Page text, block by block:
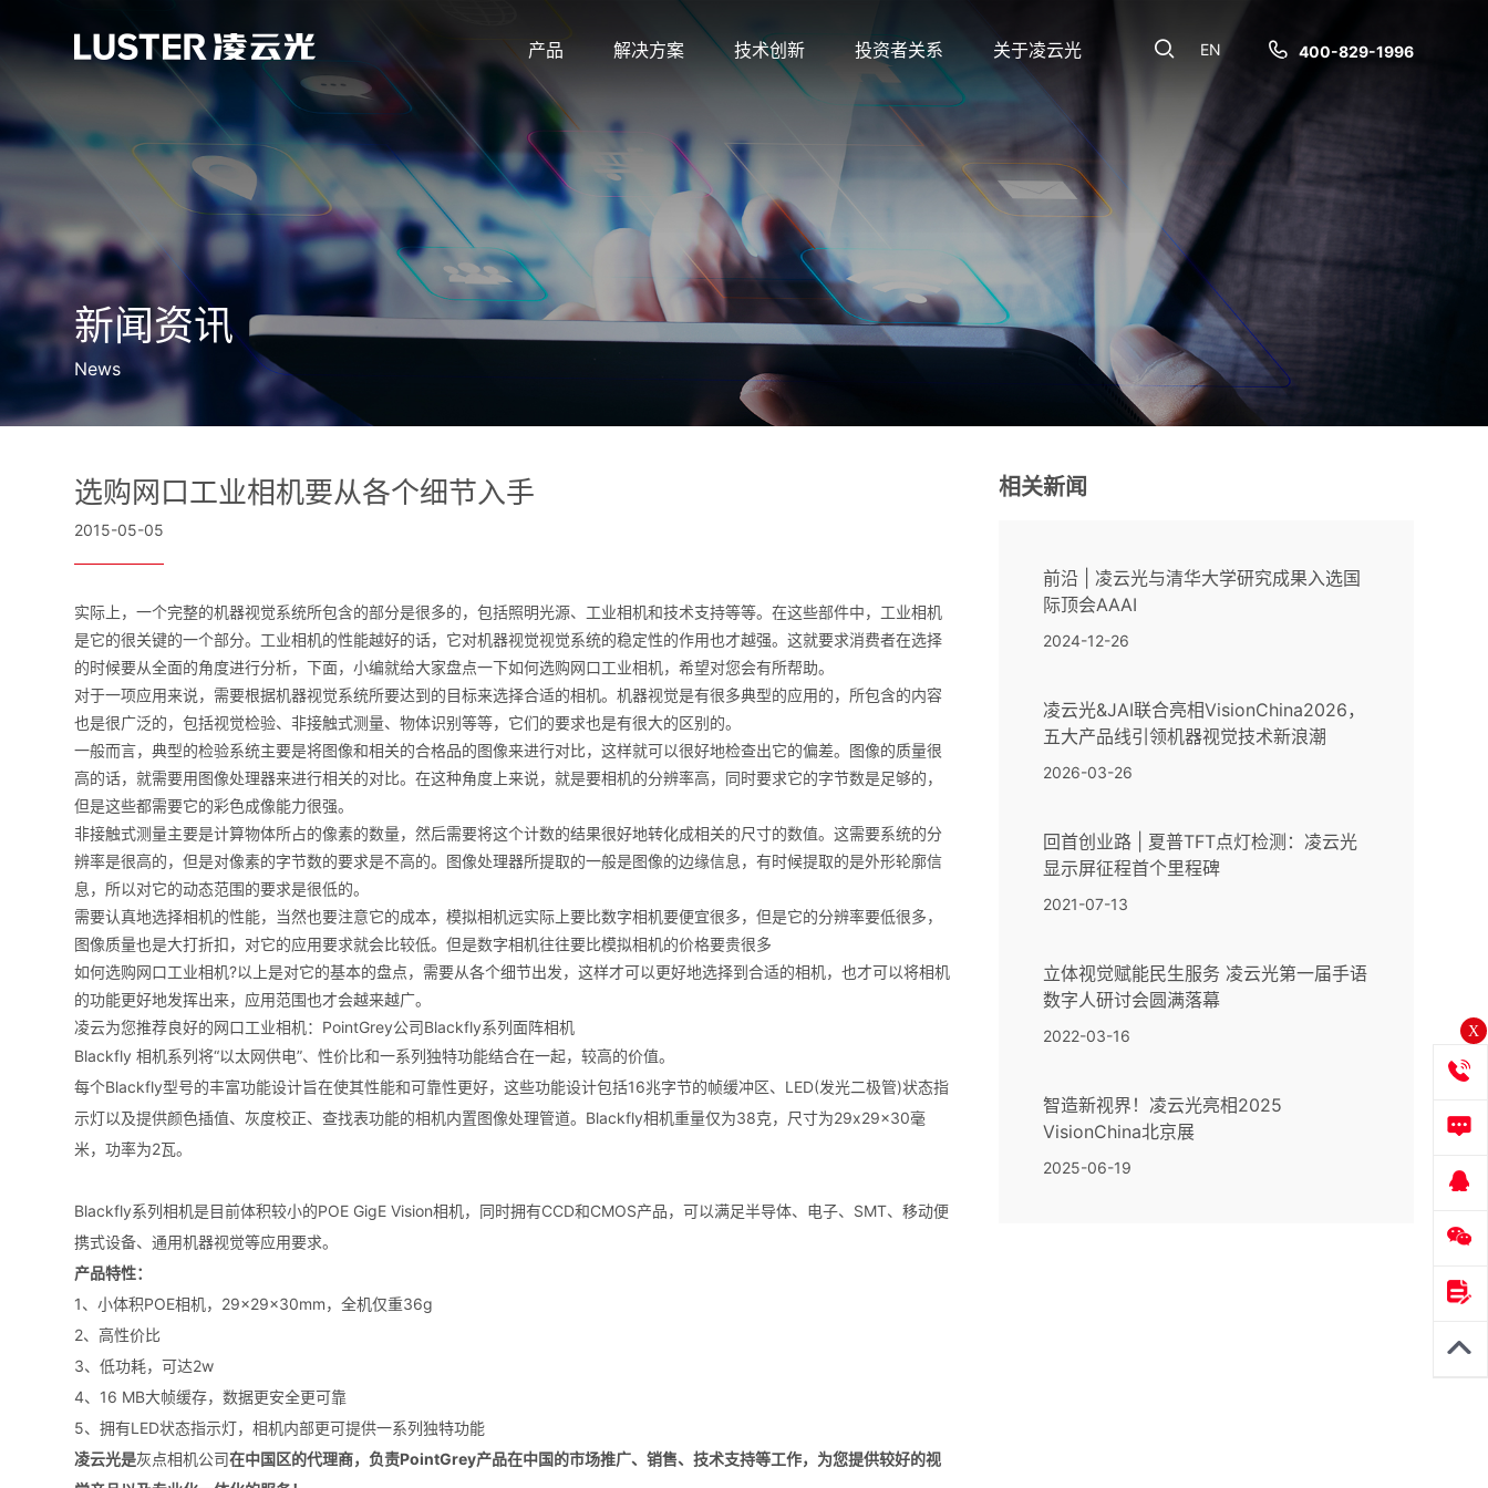
400-829-1996
EN
产品 解决方案 技术创新 投资者关系 关于凌云光
新闻资讯
News
选购网口工业相机要从各个细节入手
2015-05-05
实际上，一个完整的机器视觉系统所包含的部分是很多的，包括照明光源、工业相机和技术支持等等。在这些部件中，工业相机
是它的很关键的一个部分。工业相机的性能越好的话，它对机器视觉视觉系统的稳定性的作用也才越强。这就要求消费者在选择
的时候要从全面的角度进行分析，下面，小编就给大家盘点一下如何选购网口工业相机，希望对您会有所帮助。
对于一项应用来说，需要根据机器视觉系统所要达到的目标来选择合适的相机。机器视觉是有很多典型的应用的，所包含的内容
也是很广泛的，包括视觉检验、非接触式测量、物体识别等等，它们的要求也是有很大的区别的。
一般而言，典型的检验系统主要是将图像和相关的合格品的图像来进行对比，这样就可以很好地检查出它的偏差。图像的质量很
高的话，就需要用图像处理器来进行相关的对比。在这种角度上来说，就是要相机的分辨率高，同时要求它的字节数是足够的，
但是这些都需要它的彩色成像能力很强。
非接触式测量主要是计算物体所占的像素的数量，然后需要将这个计数的结果很好地转化成相关的尺寸的数值。这需要系统的分
辨率是很高的，但是对像素的字节数的要求是不高的。图像处理器所提取的一般是图像的边缘信息，有时候提取的是外形轮廓信
息，所以对它的动态范围的要求是很低的。
需要认真地选择相机的性能，当然也要注意它的成本，模拟相机远实际上要比数字相机要便宜很多，但是它的分辨率要低很多，
图像质量也是大打折扣，对它的应用要求就会比较低。但是数字相机往往要比模拟相机的价格要贵很多
如何选购网口工业相机?以上是对它的基本的盘点，需要从各个细节出发，这样才可以更好地选择到合适的相机，也才可以将相机
的功能更好地发挥出来，应用范围也才会越来越广。
凌云为您推荐良好的网口工业相机：PointGrey公司Blackfly系列面阵相机
Blackfly 相机系列将“以太网供电”、性价比和一系列独特功能结合在一起，较高的价值。
每个Blackfly型号的丰富功能设计旨在使其性能和可靠性更好，这些功能设计包括16兆字节的帧缓冲区、LED(发光二极管)状态指
示灯以及提供颜色插值、灰度校正、查找表功能的相机内置图像处理管道。Blackfly相机重量仅为38克，尺寸为29x29x30毫
米，功率为2瓦。
Blackfly系列相机是目前体积较小的POE GigE Vision相机，同时拥有CCD和CMOS产品，可以满足半导体、电子、SMT、移动便
携式设备、通用机器视觉等应用要求。
产品特性：
1、小体积POE相机，29×29×30mm，全机仅重36g
2、高性价比
3、低功耗，可达2w
4、16 MB大帧缓存，数据更安全更可靠
5、拥有LED状态指示灯，相机内部更可提供一系列独特功能
凌云光是灰点相机公司在中国区的代理商，负责PointGrey产品在中国的市场推广、销售、技术支持等工作，为您提供较好的视
相关新闻
前沿 | 凌云光与清华大学研究成果入选国
际顶会AAAI
2024-12-26
凌云光&JAI联合亮相VisionChina2026，
五大产品线引领机器视觉技术新浪潮
2026-03-26
回首创业路 | 夏普TFT点灯检测：凌云光
显示屏征程首个里程碑
2021-07-13
立体视觉赋能民生服务 凌云光第一届手语
数字人研讨会圆满落幕
2022-03-16
智造新视界！凌云光亮相2025
VisionChina北京展
2025-06-19
X